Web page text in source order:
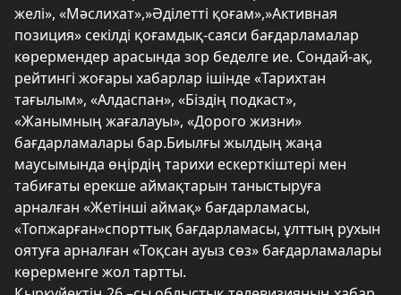
желі», «Мәслихат»,»Әділетті қоғам»,»Активная
позиция» секілді қоғамдық-саяси бағдарламалар
көрермендер арасында зор беделге ие. Сондай-ақ,
рейтингі жоғары хабарлар ішінде «Тарихтан
тағылым», «Алдаспан», «Біздің подкаст»,
«Жанымның жағалауы», «Дорого жизни»
бағдарламалары бар.Биылғы жылдың жаңа
маусымында өңірдің тарихи ескерткіштері мен
табиғаты ерекше аймақтарын таныстыруға
арналған «Жетінші аймақ» бағдарламасы,
«Топжарған»спорттық бағдарламасы, ұлттың рухын
оятуға арналған «Тоқсан ауыз сөз» бағдарламалары
көрерменге жол тартты.